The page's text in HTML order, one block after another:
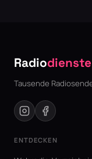
Radiodienste
Tausende
ENTDECKEN